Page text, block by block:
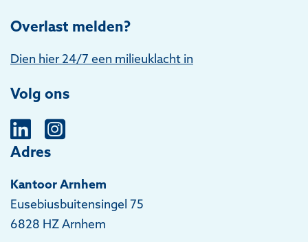
Overlast melden?
Dien hier 24/7 een milieuklacht in
Volg ons
Adres
Kantoor Arnhem
Eusebiusbuitensingel 75
6828 HZ Arnhem